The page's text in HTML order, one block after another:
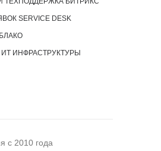
SERVICE DESK
ИНФРАСТРУКТУРЫ
c 2010 года